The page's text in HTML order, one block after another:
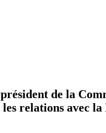
de la
relations avec la